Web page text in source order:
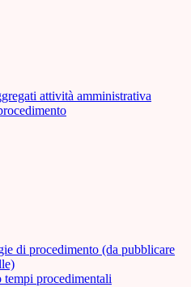
attività amministrativa
di procedimento (da pubblicare
procedimentali